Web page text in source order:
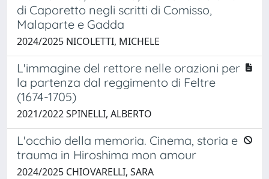
di Caporetto negli scritti di Comisso,
Malaparte e Gadda
2024/2025 NICOLETTI, MICHELE
L'immagine del rettore nelle orazioni per
la partenza dal reggimento di Feltre
(1674-1705)
2021/2022 SPINELLI, ALBERTO
L'occhio della memoria. Cinema, storia e
trauma in Hiroshima mon amour
2024/2025 CHIOVARELLI, SARA